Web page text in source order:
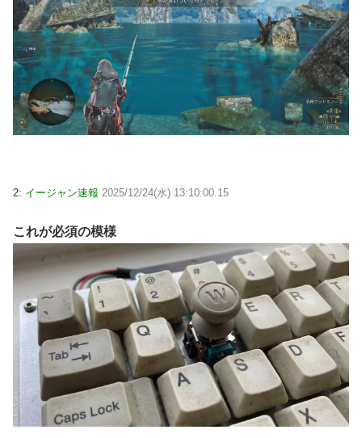
2: イージャン速報 2025/12/24(水) 13:10:00.15
これが必須の模様